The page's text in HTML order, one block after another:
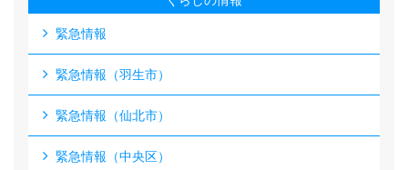
緊急情報
緊急情報（羽生市）
緊急情報（仙北市）
緊急情報（中央区）